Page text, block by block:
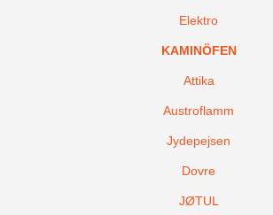
Elektro
KAMINÖFEN
Attika
Austroflamm
Jydepejsen
Dovre
JØTUL